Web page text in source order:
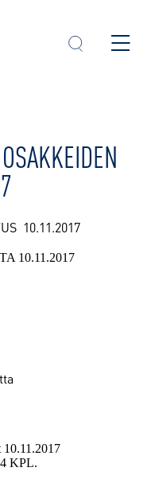
10.11.2017
10.11.2017
10.11.2017
KPL.